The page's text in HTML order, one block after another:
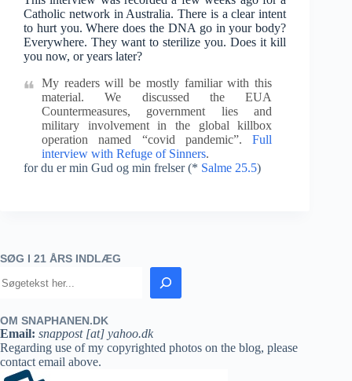
Catholic network in Australia. There is a clear intent
to hurt you. Where does the DNA go in your body?
Everywhere. They want to sterilize you. Does it kill
you now, or years later?
My readers will be mostly familiar with this
material. We discussed the EUA
Countermeasures, government lies and
military involvement in the global killbox
operation named “covid pandemic”.Full
interview with Refuge of Sinners.
for du er min Gud og min frelser (* Salme 25.5)
SØG I 21 ÅRS INDLÆG
OM SNAPHANEN.DK
Email: snappost [at] yahoo.dk
Regarding use of my copyrighted photos on the blog, please
contact email above.